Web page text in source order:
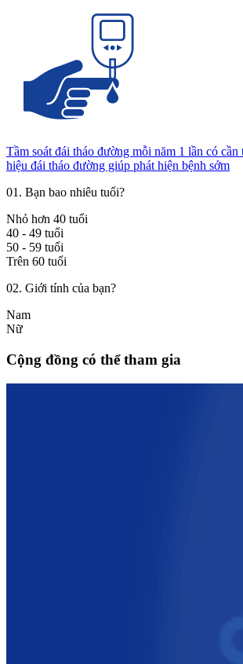
Tầm soát đái tháo đường mỗi năm 1 lần có cần
hiệu đái tháo đường giúp phát hiện bệnh sớm
01. Bạn bao nhiêu tuổi?
Nhỏ hơn 40 tuổi
40 - 49 tuổi
50 - 59 tuổi
Trên 60 tuổi
02. Giới tính của bạn?
Nam
Nữ
Cộng đồng có thể tham gia